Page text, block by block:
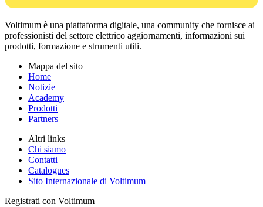
Voltimum è una piattaforma digitale, una community che fornisce ai
professionisti del settore elettrico aggiornamenti, informazioni sui
prodotti, formazione e strumenti utili.
Mappa del sito
Home
Notizie
Academy
Prodotti
Partners
Altri links
Chi siamo
Contatti
Catalogues
Sito Internazionale di Voltimum
Registrati con Voltimum